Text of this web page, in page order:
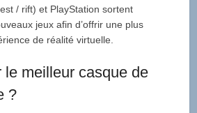
/ rift) et PlayStation sortent
jeux afin d’offrir une plus
de réalité virtuelle.
le meilleur casque de
?